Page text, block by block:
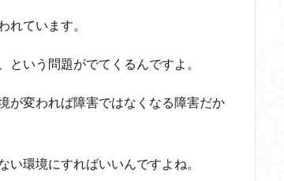
れています。
いう問題がでてくるんですよ。
が変われば障害ではなくなる障害だか
環境にすればいいんですよね。